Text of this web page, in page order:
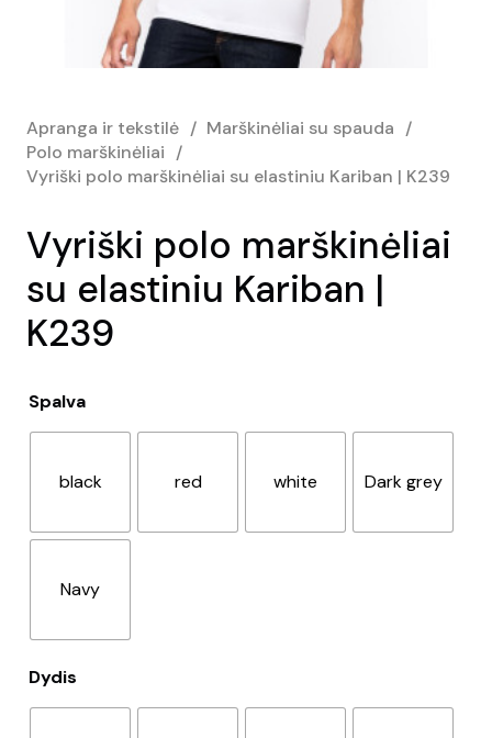
Apranga ir tekstilė / Marškinėliai su spauda /
Polo marškinėliai /
Vyriški polo marškinėliai su elastiniu Kariban | K239
Vyriški polo marškinėliai
su elastiniu Kariban |
K239
Spalva
black red white Dark grey
Navy
Dydis